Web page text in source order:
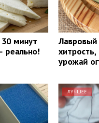
минут
реально!
Лавровый
урожай
ЛУЧШЕЕ